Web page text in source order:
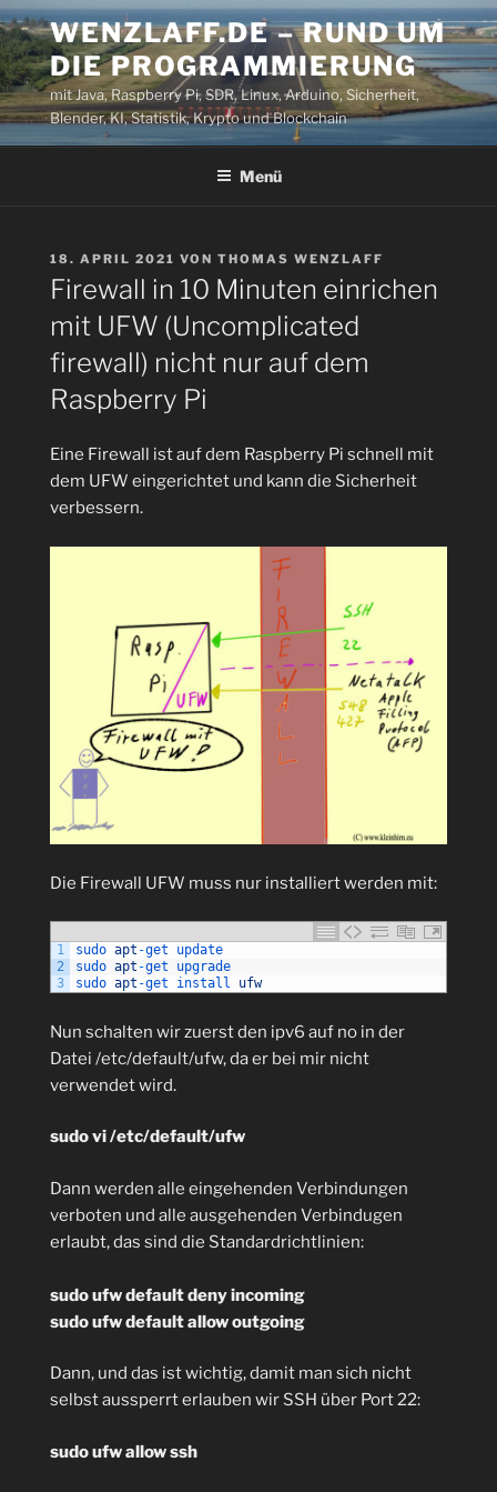
Zum
Inhalt
springen
WENZLAFF.DE – RUND UM
DIE PROGRAMMIERUNG
mit Java, Raspberry Pi, SDR, Linux, Arduino, Sicherheit,
Blender, KI, Statistik, Krypto und Blockchain
Menü
VERÖFFENTLICHT
AM
18. APRIL 2021 VON THOMAS WENZLAFF
Firewall in 10 Minuten einrichen
mit UFW (Uncomplicated
firewall) nicht nur auf dem
Raspberry Pi
Eine Firewall ist auf dem Raspberry Pi schnell mit
dem UFW eingerichtet und kann die Sicherheit
verbessern.
Die Firewall UFW muss nur installiert werden mit:
1
2
3
sudo apt -get update
sudo apt -get upgrade
sudo apt -get install ufw
Nun schalten wir zuerst den ipv6 auf no in der
Datei /etc/default/ufw, da er bei mir nicht
verwendet wird.
sudo vi /etc/default/ufw
Dann werden alle eingehenden Verbindungen
verboten und alle ausgehenden Verbindugen
erlaubt, das sind die Standardrichtlinien:
sudo ufw default deny incoming
sudo ufw default allow outgoing
Dann, und das ist wichtig, damit man sich nicht
selbst aussperrt erlauben wir SSH über Port 22:
sudo ufw allow ssh